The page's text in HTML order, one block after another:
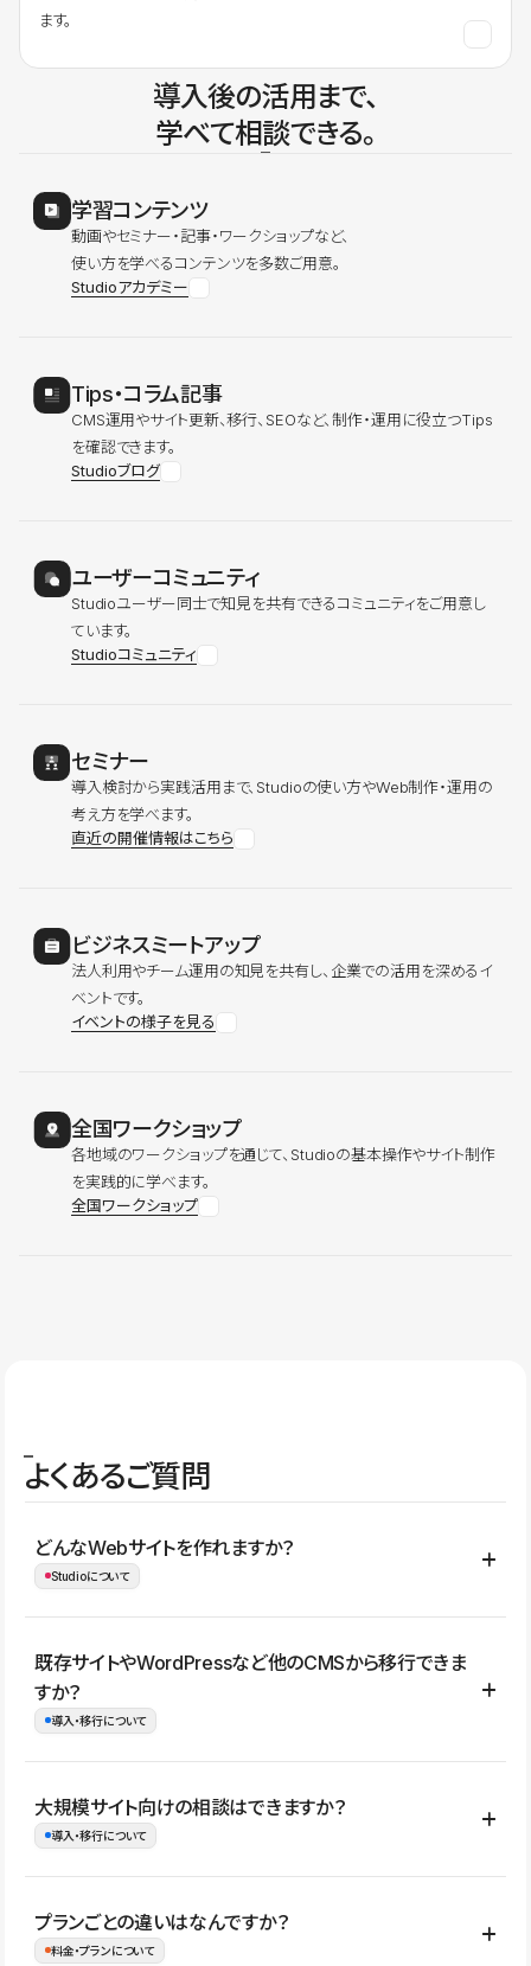
ます。
導入後の活用まで、
学べて相談できる。
学習コンテンツ
動画やセミナー・記事・ワークショップなど、
使い方を学べるコンテンツを多数ご用意。
Studioアカデミー
Tips・コラム記事
CMS運用やサイト更新、移行、SEOなど、制作・運用に役立つTips
を確認できます。
Studioブログ
ユーザーコミュニティ
Studioユーザー同士で知見を共有できるコミュニティをご用意し
ています。
Studioコミュニティ
セミナー
導入検討から実践活用まで、Studioの使い方やWeb制作・運用の
考え方を学べます。
直近の開催情報はこちら
ビジネスミートアップ
法人利用やチーム運用の知見を共有し、企業での活用を深めるイ
ベントです。
イベントの様子を見る
全国ワークショップ
各地域のワークショップを通じて、Studioの基本操作やサイト制作
を実践的に学べます。
全国ワークショップ
よくあるご質問
どんなWebサイトを作れますか？
Studioについて
コーポレートサイト、サービスサイト、LP、採用サイト、ブロ
グ・メディア、イベントサイト、店舗・商品紹介サイト、ポートフ
ォリオなど幅広く制作できます。
既存サイトやWordPressなど他のCMSから移行できま
すか？
導入・移行について
はい。既存サイトの構成やコンテンツ、URLを整理したうえで、
Studio上に再構築する形で移行できます。 WordPressの場合は、
イト全体のデザインや設定がそのまま移行されるわけではないた
め、移行後にページ構成やデザイン、CMS設計、URL・リダイレク
大規模サイト向けの相談はできますか？
導入・移行について
はい。アクセス規模が大きいサイトや、複数部門での運用、権限管
理、セキュリティ確認、既存システムとの連携など、個別の要件が
プランごとの違いはなんですか？
料金・プランについて